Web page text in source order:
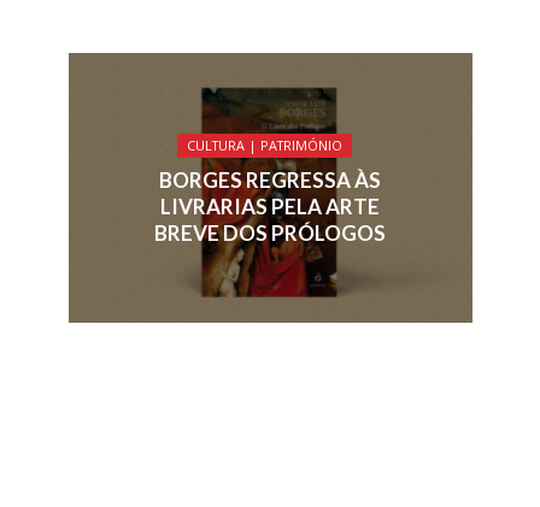
CULTURA | PATRIMÓNIO
BORGES REGRESSA ÀS
LIVRARIAS PELA ARTE
BREVE DOS PRÓLOGOS